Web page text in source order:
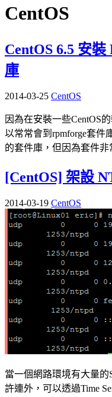
CentOS
CentOS 6.5 安
庫
2014-03-25 CentOS
因為在安裝一些CentOS
以常常會到rpmforge套件
的套件庫，但因為套件非
[CentOS] 架設
2014-03-19 CentOS
當一個網路環境有大量的
許連外，可以透過Time